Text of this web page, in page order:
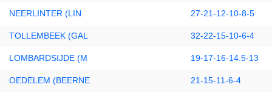
NEERLINTER (LIN 27-21-12-10-8-5
TOLLEMBEEK (GAL 32-22-15-10-6-4
LOMBARDSIJDE (M 19-17-16-14.5-13
OEDELEM (BEERNE 21-15-11-6-4